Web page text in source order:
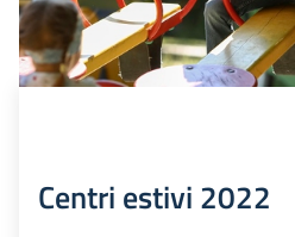
Centri estivi 2022